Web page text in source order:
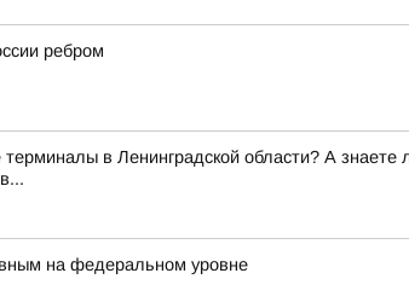
ребром
в Ленинградской области? А знаете
на федеральном уровне